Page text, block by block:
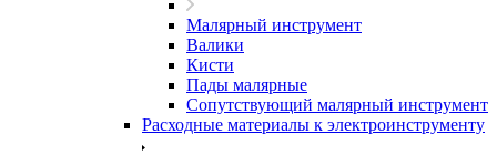
Малярный инструмент
Валики
Кисти
Пады малярные
Сопутствующий малярный инструмент
Расходные материалы к электроинструменту